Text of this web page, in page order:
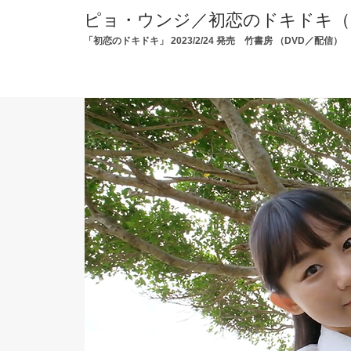
ピョ・ウンジ／初恋のドキドキ
「初恋のドキドキ 」 2023/2/24 発売 竹書房 （DVD／配信）